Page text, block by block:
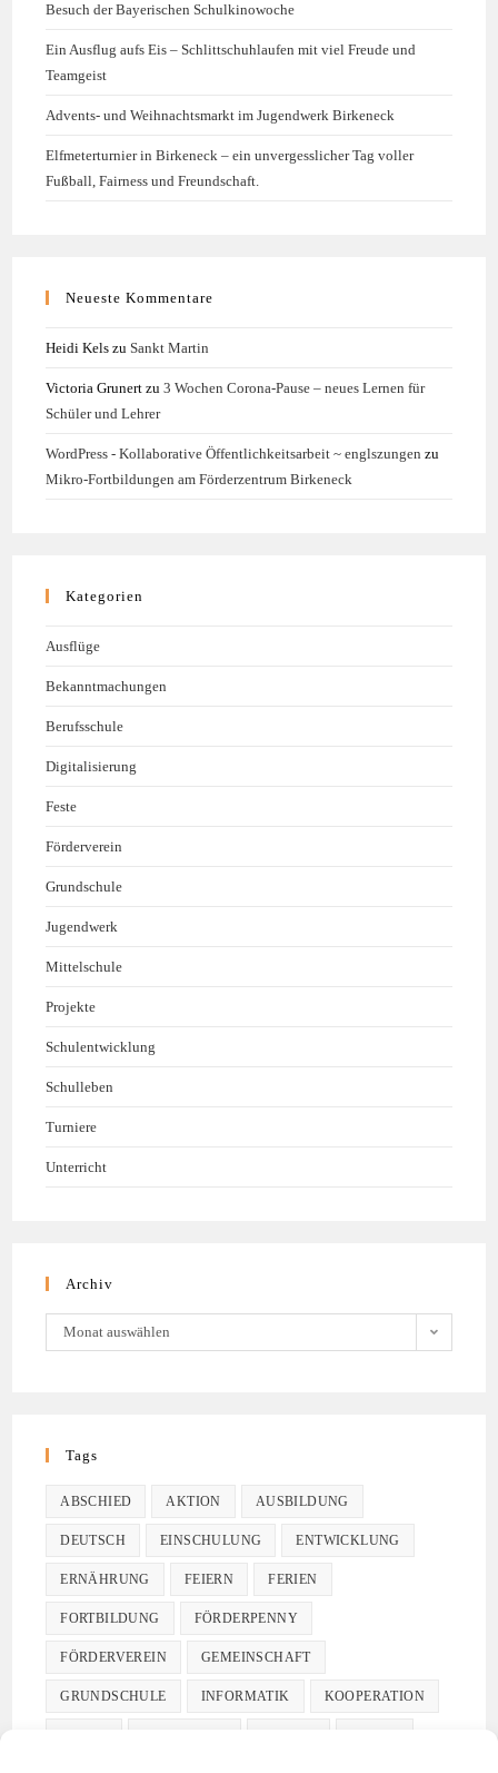
Besuch der Bayerischen Schulkinowoche
Ein Ausflug aufs Eis – Schlittschuhlaufen mit viel Freude und
Teamgeist
Advents- und Weihnachtsmarkt im Jugendwerk Birkeneck
Elfmeterturnier in Birkeneck – ein unvergesslicher Tag voller
Fußball, Fairness und Freundschaft.
Neueste Kommentare
Heidi Kels zuSankt Martin
Victoria Grunert zu3 Wochen Corona-Pause – neues Lernen für
Schüler und Lehrer
WordPress - Kollaborative Öffentlichkeitsarbeit ~ englszungen zu
Mikro-Fortbildungen am Förderzentrum Birkeneck
Kategorien
Ausflüge
Bekanntmachungen
Berufsschule
Digitalisierung
Feste
Förderverein
Grundschule
Jugendwerk
Mittelschule
Projekte
Schulentwicklung
Schulleben
Turniere
Unterricht
Archiv
Monat auswählen
Tags
ABSCHIED AKTION AUSBILDUNG
DEUTSCH EINSCHULUNG ENTWICKLUNG
ERNÄHRUNG FEIERN FERIEN
FORTBILDUNG FÖRDERPENNY
FÖRDERVEREIN GEMEINSCHAFT
GRUNDSCHULE INFORMATIK KOOPERATION